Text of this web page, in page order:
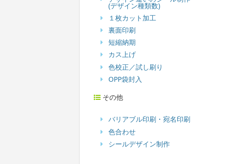
(デザイン種類数)
１枚カット加工
裏面印刷
短縮納期
カス上げ
色校正／試し刷り
OPP袋封入
その他
バリアブル印刷・宛名印刷
色合わせ
シールデザイン制作